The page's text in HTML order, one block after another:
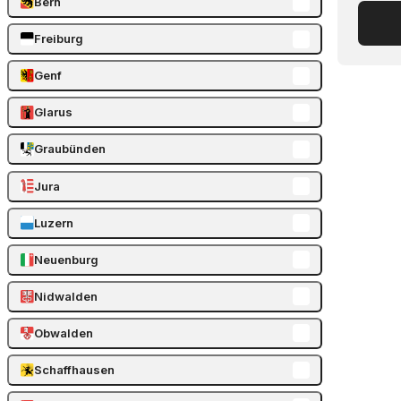
Freiburg
Genf
Glarus
Graubünden
Jura
Luzern
Neuenburg
Nidwalden
Obwalden
Schaffhausen